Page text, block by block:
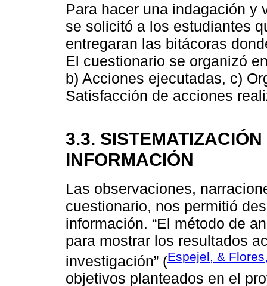
Para hacer una indagación y
se solicitó a los estudiantes
entregaran las bitácoras
El cuestionario se organizó
b) Acciones ejecutadas, c)
Satisfacción de acciones
3.3.
INFORMACIÓN
Las observaciones,
cuestionario, nos permitió
información. “El método de
para mostrar los resultados
investigación” (Espejel, &
objetivos planteados en el